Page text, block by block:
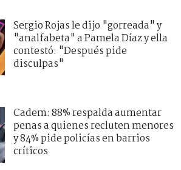
Sergio Rojas le dijo "gorreada" y
"analfabeta" a Pamela Díaz y ella
contestó: "Después pide
disculpas"
Cadem: 88% respalda aumentar
penas a quienes recluten menores
y 84% pide policías en barrios
críticos